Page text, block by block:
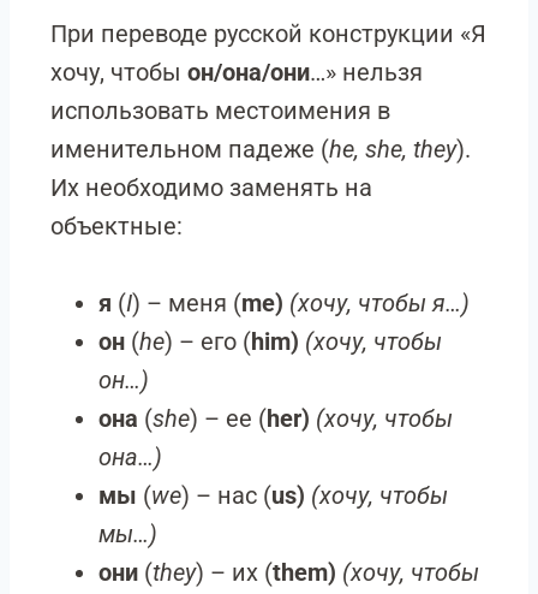
При переводе русской конструкции «Я
хочу, чтобы он/она/они…» нельзя
использовать местоимения в
именительном падеже (he, she, they).
Их необходимо заменять на
объектные:
я (I) – меня (me) (хочу, чтобы я…)
он (he) – его (him) (хочу, чтобы
он…)
она (she) – ее (her) (хочу, чтобы
она…)
мы (we) – нас (us) (хочу, чтобы
мы…)
они (they) – их (them) (хочу, чтобы